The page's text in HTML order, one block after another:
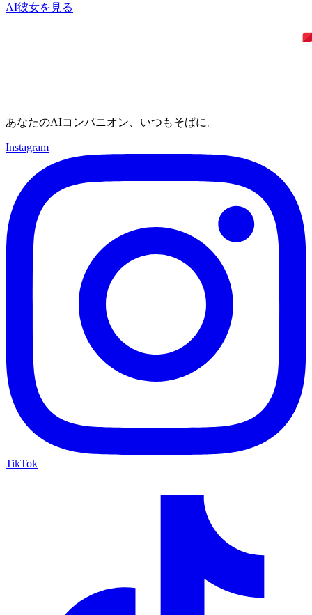
AI彼女を見る
あなたのAIコンパニオン、いつもそばに。
Instagram
TikTok